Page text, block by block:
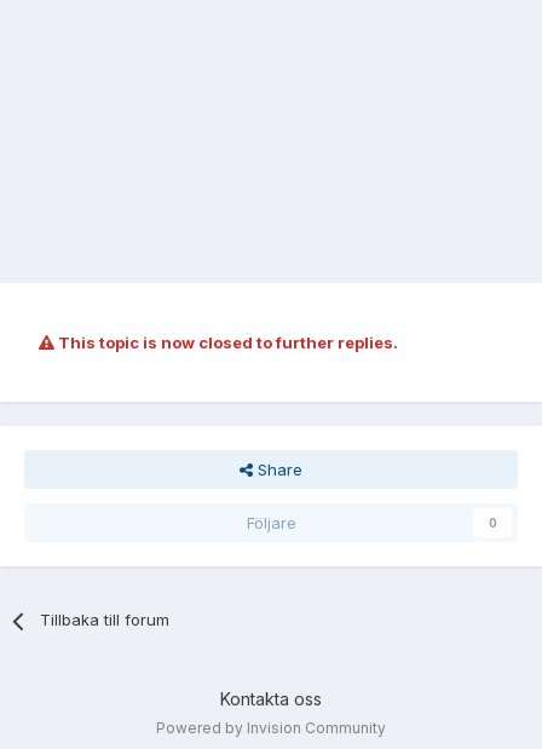
This topic is now closed to further replies.
Share
Följare 0
Tillbaka till forum
Kontakta oss
Powered by Invision Community